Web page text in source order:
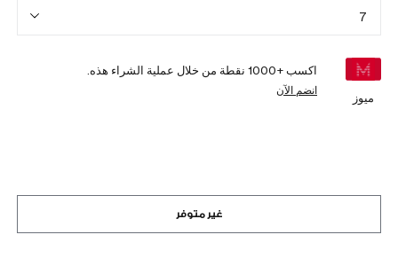
7
ميوز
اكسب +1000 نقطة من خلال عملية الشراء هذه.
انضم الآن
غير متوفر